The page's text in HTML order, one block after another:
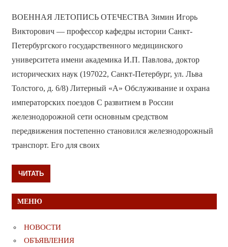
ВОЕННАЯ ЛЕТОПИСЬ ОТЕЧЕСТВА Зимин Игорь
Викторович — профессор кафедры истории Санкт-
Петербургского государственного медицинского
университета имени академика И.П. Павлова, доктор
исторических наук (197022, Санкт-Петербург, ул. Льва
Толстого, д. 6/8) Литерный «А» Обслуживание и охрана
императорских поездов С развитием в России
железнодорожной сети основным средством
передвижения постепенно становился железнодорожный
транспорт. Его для своих
ЧИТАТЬ
МЕНЮ
НОВОСТИ
ОБЪЯВЛЕНИЯ